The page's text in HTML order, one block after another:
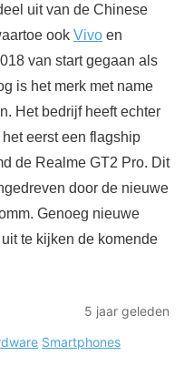
uit van de Chinese
ook Vivo en
van start gegaan als
is het merk met name
Het bedrijf heeft echter
eerst een flagship
de Realme GT2 Pro. Dit
door de nieuwe
Genoeg nieuwe
te kijken de komende
5 jaar geleden
Smartphones